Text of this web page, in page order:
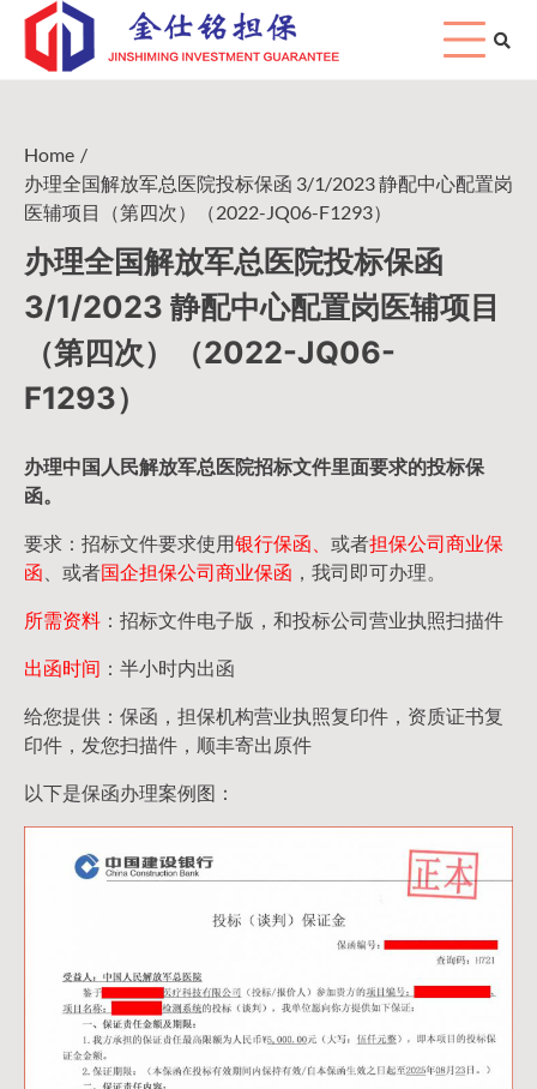
Skip
content
Home
办理全国解放军总医院投标保函 3/1/2023 静配中心配置岗
医辅项目（第四次）（2022-JQ06-F1293）
办理全国解放军总医院投标保函
3/1/2023 静配中心配置岗医辅项目
（第四次）（2022-JQ06-
F1293）
办理中国人民解放军总医院招标文件里面要求的投标保
函。
要求：招标文件要求使用银行保函、 或者担保公司商业保
函 、或者国企担保公司商业保函 ，我司即可办理。
所需资料 ：招标文件电子版，和投标公司营业执照扫描件
出函时间 ：半小时内出函
给您提供：保函，担保机构营业执照复印件，资质证书复
印件，发您扫描件，顺丰寄出原件
以下是保函办理案例图：